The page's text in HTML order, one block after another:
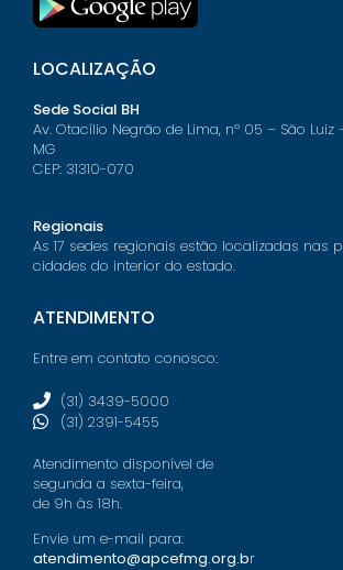
LOCALIZAÇÃO
Sede Social BH
Av. Otacílio Negrão de Lima, nº 05 – São Luiz
MG
CEP: 31310-070
Regionais
As 17 sedes regionais estão localizadas nas
cidades do interior do estado.
ATENDIMENTO
Entre em contato conosco:
(31) 3439-5000
(31) 2391-5455
Atendimento disponível de
segunda a sexta-feira,
de 9h às 18h.
Envie um e-mail para:
atendimento@apcefmg.org.br